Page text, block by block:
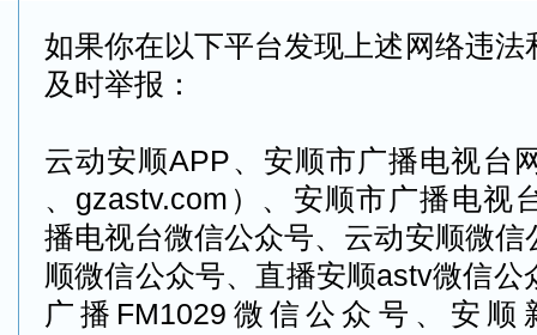
如果你在以下平台发现上述网络违法
及时举报：
云动安顺APP、 安顺市广播电视台
、gzastv.com）、 安顺市广播电视
播电视台微信公众号、云动安顺微信
顺微信公众号、直播安顺astv微信公
广播FM1029 微信公众号、安顺